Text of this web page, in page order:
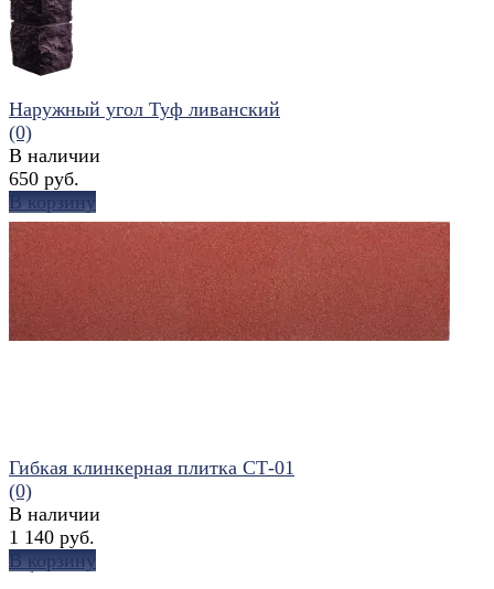
избранное сравнить
Наружный угол Туф ливанский
(0)
В наличии
650 руб.
В корзину
избранное сравнить
Гибкая клинкерная плитка СТ-01
(0)
В наличии
1 140 руб.
В корзину